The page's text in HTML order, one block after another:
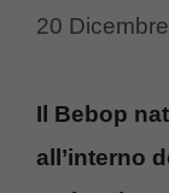
20
Il Bebop
all’interno